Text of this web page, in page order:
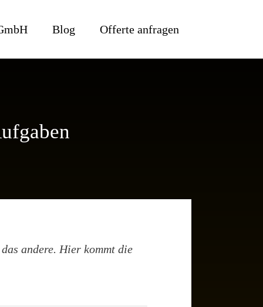
Blog Offerte anfragen
andere. Hier kommt die